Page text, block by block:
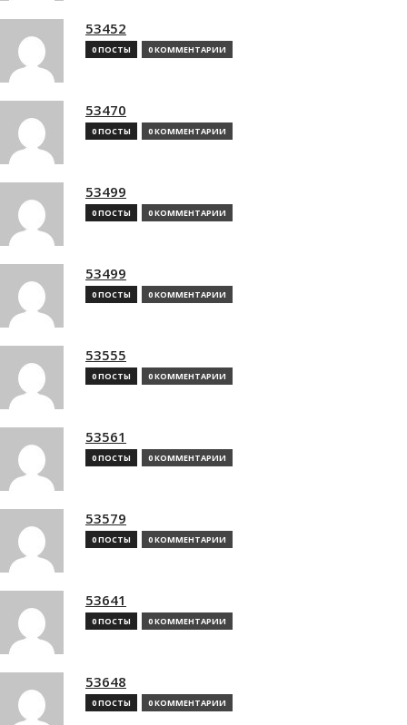
53452
0 ПОСТЫ 0 КОММЕНТАРИИ
53470
0 ПОСТЫ 0 КОММЕНТАРИИ
53499
0 ПОСТЫ 0 КОММЕНТАРИИ
53499
0 ПОСТЫ 0 КОММЕНТАРИИ
53555
0 ПОСТЫ 0 КОММЕНТАРИИ
53561
0 ПОСТЫ 0 КОММЕНТАРИИ
53579
0 ПОСТЫ 0 КОММЕНТАРИИ
53641
0 ПОСТЫ 0 КОММЕНТАРИИ
53648
0 ПОСТЫ 0 КОММЕНТАРИИ